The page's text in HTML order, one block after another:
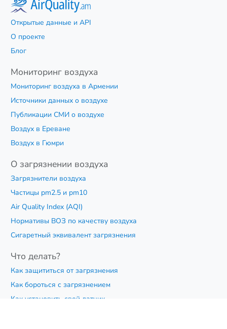
Открытые данные и API
О проекте
Блог
Мониторинг воздуха
Мониторинг воздуха в Армении
Источники данных о воздухе
Публикации СМИ о воздухе
Воздух в Ереване
Воздух в Гюмри
О загрязнении воздуха
Загрязнители воздуха
Частицы pm2.5 и pm10
Air Quality Index (AQI)
Нормативы ВОЗ по качеству воздуха
Сигаретный эквивалент загрязнения
Что делать?
Как защититься от загрязнения
Как бороться с загрязнением
Как установить свой датчик